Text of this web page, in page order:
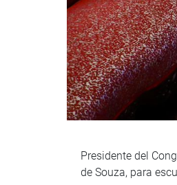
Presidente del
de Souza, para